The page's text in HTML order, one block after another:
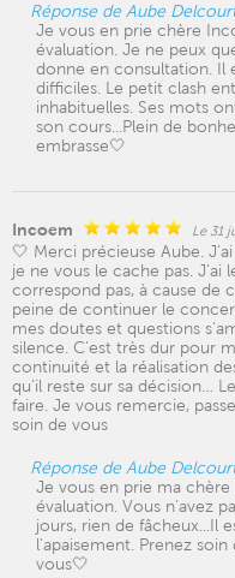
Réponse de Aube
Je vous en prie chère
évaluation. Je ne peux
donne en consultation. Il
difficiles. Le petit clash
inhabituelles. Ses mots
son cours...Plein de
embrasse🤍
Incoem Le 31
🤍 Merci précieuse Aube.
je ne vous le cache pas. J’ai
correspond pas, à cause de
peine de continuer le
mes doutes et questions
silence. C’est très dur pour
continuité et la réalisation
qu’il reste sur sa décision…
faire. Je vous remercie,
soin de vous
Réponse de Aube
Je vous en prie ma
évaluation. Vous n'avez
jours, rien de fâcheux...Il
l'apaisement. Prenez
vous🤍